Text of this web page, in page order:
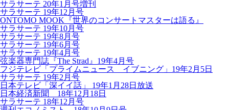
サラサーテ 20年1月号増刊
サラサーテ 19年12月号
ONTOMO MOOK『世界のコンサートマスターは語る』
サラサーテ 19年10月号
サラサーテ 19年8月号
サラサーテ 19年6月号
サラサーテ 19年4月号
弦楽器専門誌『The Strad』19年4月号
フジテレビ「プライムニュース イブニング」19年2月5日
サラサーテ 19年2月号
日本テレビ「深イイ話」 19年1月28日放送
日本経済新聞 18年12月18日
サラサーテ 18年12月号